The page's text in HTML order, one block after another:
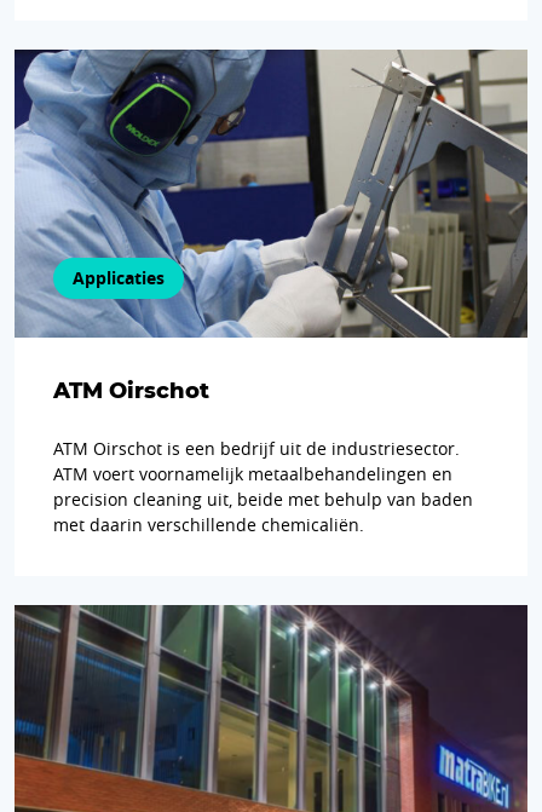
Applicaties
ATM Oirschot
ATM Oirschot is een bedrijf uit de industriesector.
ATM voert voornamelijk metaalbehandelingen en
precision cleaning uit, beide met behulp van baden
met daarin verschillende chemicaliën.